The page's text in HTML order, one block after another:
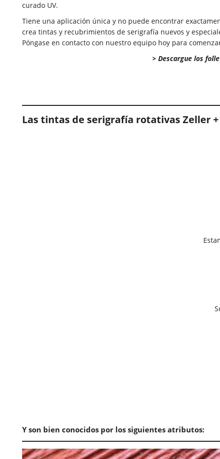
curado UV.
Tiene una aplicación única y no puede encontrar
crea tintas y recubrimientos de serigrafía nuevos y
Póngase en contacto con nuestro equipo hoy para
> Descargue los
Las tintas de serigrafía rotativas Zeller
Y son bien conocidos por los siguientes atributos: